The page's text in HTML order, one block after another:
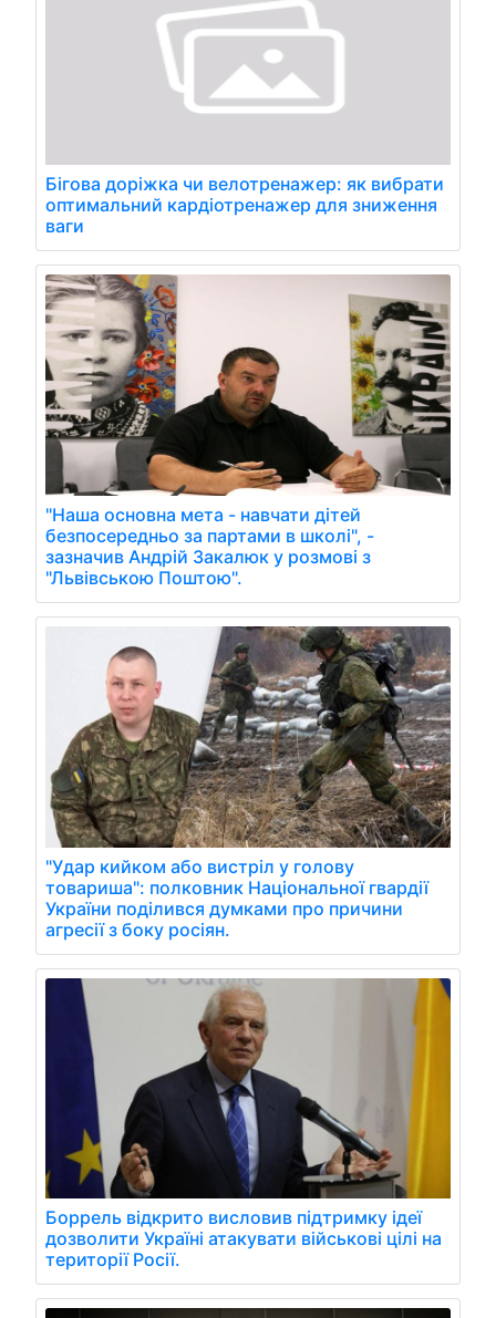
Бігова доріжка чи велотренажер: як вибрати
оптимальний кардіотренажер для зниження
ваги
"Наша основна мета - навчати дітей
безпосередньо за партами в школі", -
зазначив Андрій Закалюк у розмові з
"Львівською Поштою".
"Удар кийком або вистріл у голову
товариша": полковник Національної гвардії
України поділився думками про причини
агресії з боку росіян.
Боррель відкрито висловив підтримку ідеї
дозволити Україні атакувати військові цілі на
території Росії.